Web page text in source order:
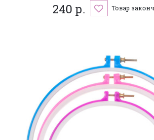
240 р. Товар